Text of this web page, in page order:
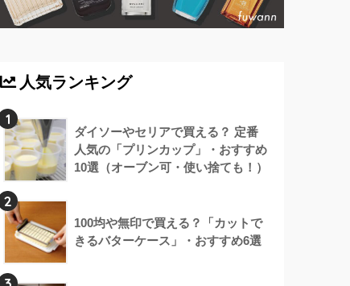
人気ランキング
1
ダイソーやセリアで買える？ 定番
人気の「プリンカップ」・おすすめ
10選（オーブン可・使い捨ても！）
2
100均や無印で買える？「カットで
きるバターケース」・おすすめ6選